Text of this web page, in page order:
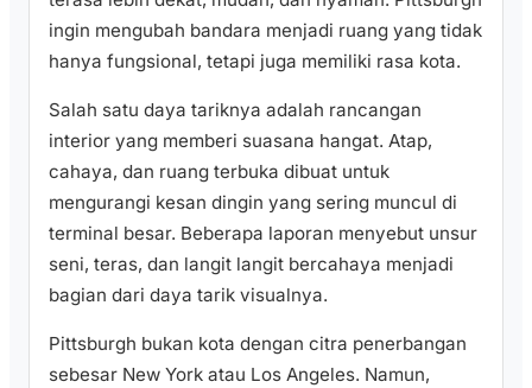
ingin mengubah bandara menjadi ruang yang tidak
hanya fungsional, tetapi juga memiliki rasa kota.
Salah satu daya tariknya adalah rancangan
interior yang memberi suasana hangat. Atap,
cahaya, dan ruang terbuka dibuat untuk
mengurangi kesan dingin yang sering muncul di
terminal besar. Beberapa laporan menyebut unsur
seni, teras, dan langit langit bercahaya menjadi
bagian dari daya tarik visualnya.
Pittsburgh bukan kota dengan citra penerbangan
sebesar New York atau Los Angeles. Namun,